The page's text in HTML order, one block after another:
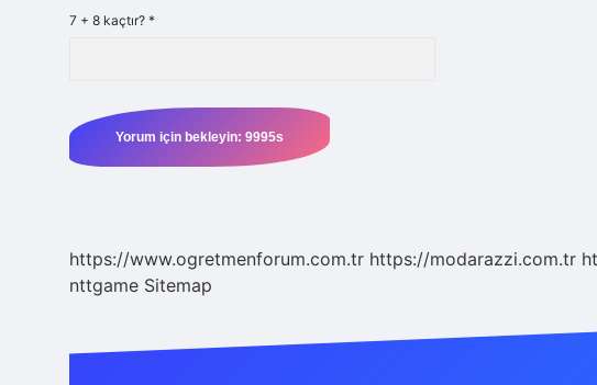
7 + 8 kaçtır? *
https://www.ogretmenforum.com.tr https://modarazzi.com.tr
nttgame Sitemap